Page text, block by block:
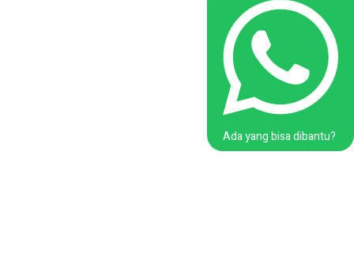
Ada yang bisa dibantu?